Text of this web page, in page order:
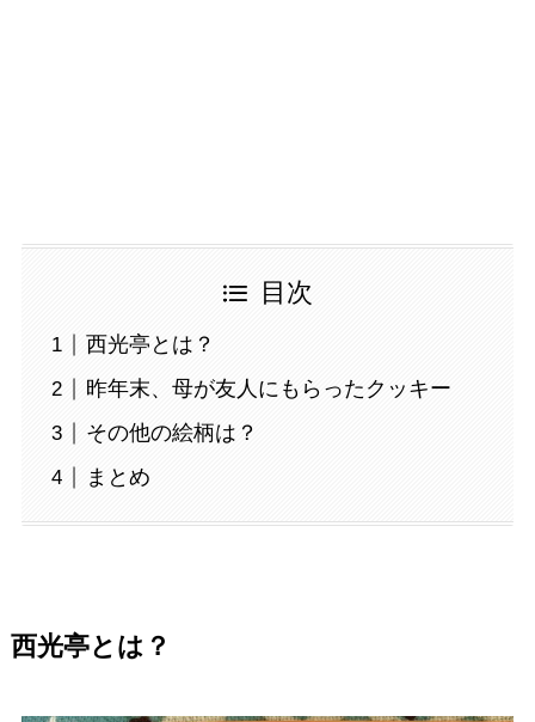
目次
西光亭とは？
昨年末、母が友人にもらったクッキー
その他の絵柄は？
まとめ
西光亭とは？